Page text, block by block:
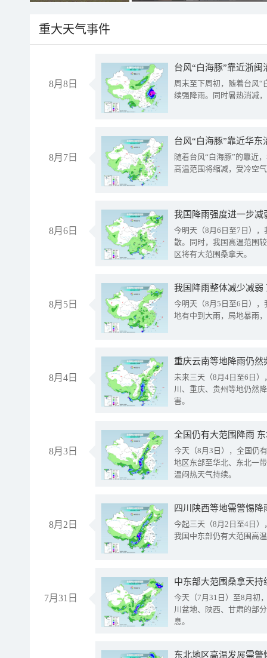
重大天气事件
8月8日
台风“白海豚”靠近浙
周末至下周初，随着台风“
续强降雨。同时暑热消减
8月7日
台风“白海豚”靠近华
随着台风“白海豚”的靠近
高温范围将缩减，受冷空
8月6日
今明天（8月6日至7日）
散。同时，我国高温范围
区将有大范围桑拿天。
8月5日
我国降雨整体减少减弱
今明天（8月5日至6日）
地有中到大雨，局地暴雨
8月4日
重庆云南等地降雨仍然
未来三天（8月4日至6日
川、重庆、贵州等地仍然
害。
8月3日
全国仍有大范围降雨
今天（8月3日），全国仍
地区东部至华北、东北一
温闷热天气持续。
8月2日
今起三天（8月2日至4日
我国中东部仍有大范围高
7月31日
中东部大范围桑拿天
今天（7月31日）至8月初
川盆地、陕西、甘肃的部
息。
东北地区高温发展需